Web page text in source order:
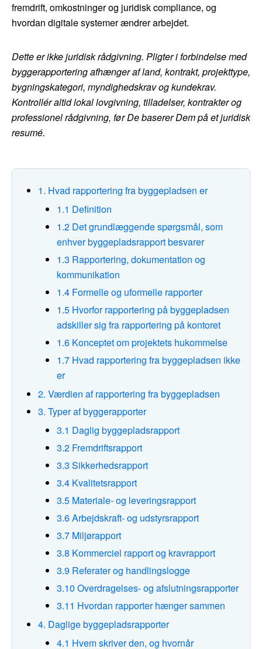
fremdrift, omkostninger og juridisk compliance, og
hvordan digitale systemer ændrer arbejdet.
Dette er ikke juridisk rådgivning. Pligter i forbindelse med
byggerapportering afhænger af land, kontrakt, projekttype,
bygningskategori, myndighedskrav og kundekrav.
Kontrollér altid lokal lovgivning, tilladelser, kontrakter og
professionel rådgivning, før De baserer Dem på et juridisk
resumé.
1. Hvad rapportering fra byggepladsen er
1.1 Definition
1.2 Det grundlæggende spørgsmål, som
enhver byggepladsrapport besvarer
1.3 Rapportering, dokumentation og
kommunikation
1.4 Formelle og uformelle rapporter
1.5 Hvorfor rapportering på byggepladsen
adskiller sig fra rapportering på kontoret
1.6 Konceptet om projektets hukommelse
1.7 Hvad rapportering fra byggepladsen ikke
er
2. Værdien af rapportering fra byggepladsen
3. Typer af byggerapporter
3.1 Daglig byggepladsrapport
3.2 Fremdriftsrapport
3.3 Sikkerhedsrapport
3.4 Kvalitetsrapport
3.5 Materiale- og leveringsrapport
3.6 Arbejdskraft- og udstyrsrapport
3.7 Miljørapport
3.8 Kommerciel rapport og kravrapport
3.9 Referater og handlingslogge
3.10 Overdragelses- og afslutningsrapporter
3.11 Hvordan rapporter hænger sammen
4. Daglige byggepladsrapporter
4.1 Hvem skriver den, og hvornår